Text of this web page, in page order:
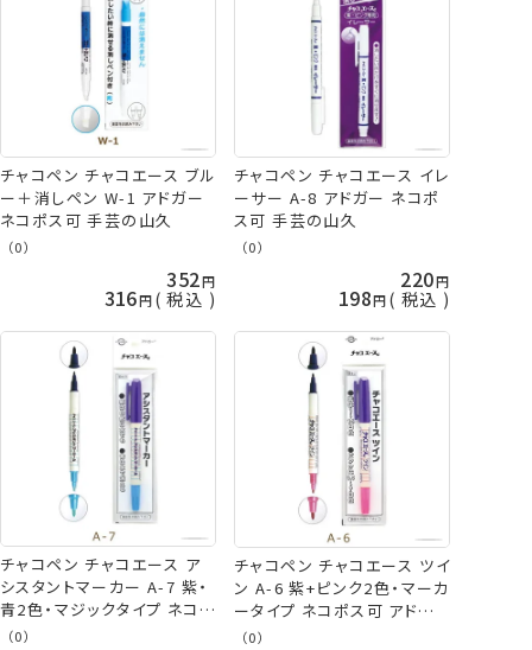
チャコペン チャコエース ブル
ー＋消しペン W-1 アドガー
ネコポス可 手芸の山久
（0）
352
316 税込
チャコペン チャコエース イレ
ーサー A-8 アドガー ネコポ
ス可 手芸の山久
（0）
220
198 税込
チャコペン チャコエース ア
シスタントマーカー A-7 紫・
青2色・マジックタイプ ネコポ
ス可 アドガー 手芸の山久
（0）
チャコペン チャコエース ツイ
ン A-6 紫+ピンク2色・マーカ
ータイプ ネコポス可 アドガ
ー 手芸の山久
（0）